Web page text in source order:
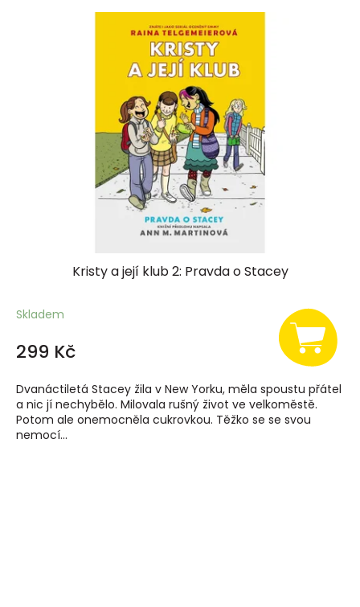
Kristy a její klub 2: Pravda o Stacey
Skladem
299 Kč
Dvanáctiletá Stacey žila v New Yorku, měla spoustu přátel
a nic jí nechybělo. Milovala rušný život ve velkoměstě.
Potom ale onemocněla cukrovkou. Těžko se se svou
nemocí...